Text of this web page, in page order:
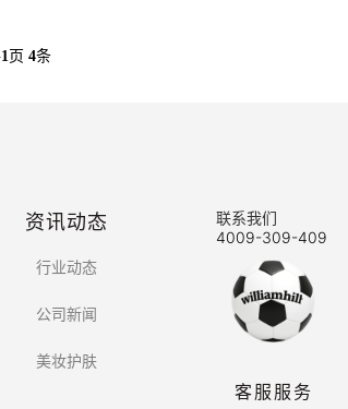
1页 4条
资讯动态
行业动态
公司新闻
美妆护肤
联系我们
4009-309-409
客服服务